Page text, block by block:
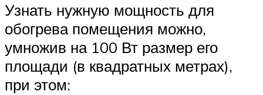
Узнать нужную мощность для
обогрева помещения можно,
умножив на 100 Вт размер его
площади (в квадратных метрах),
при этом: